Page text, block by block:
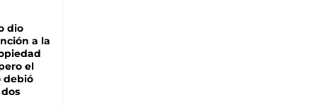
dio
a la
el
debió